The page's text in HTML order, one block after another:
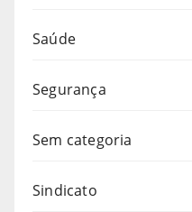
Saúde
Segurança
Sem categoria
Sindicato